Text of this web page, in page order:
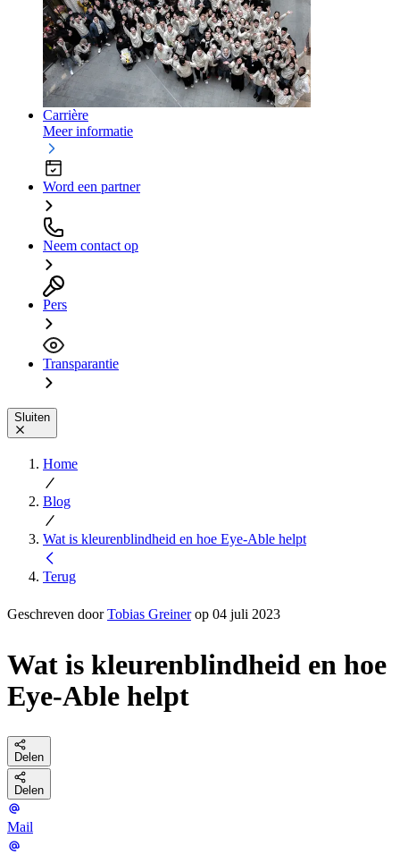
Carrière
Meer informatie
Word een partner
Neem contact op
Pers
Transparantie
Sluiten
Home
Blog
Wat is kleurenblindheid en hoe Eye-Able helpt
Terug
Geschreven doorTobias Greinerop 04 juli 2023
Wat is kleurenblindheid en hoe
Eye-Able helpt
Delen
Delen
Mail